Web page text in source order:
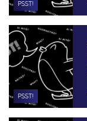
PSST!
PSST!